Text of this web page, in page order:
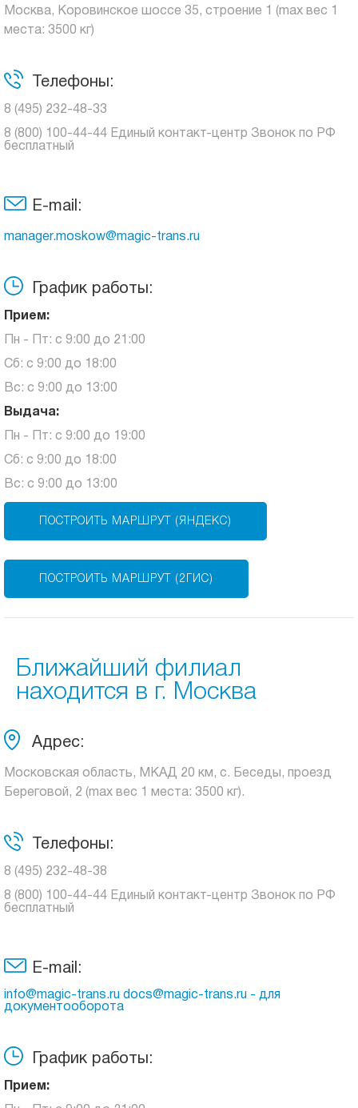
Москва, Коровинское шоссе 35, строение 1 (max вес 1
места: 3500 кг)
Телефоны:
8 (495) 232-48-33
8 (800) 100-44-44 Единый контакт-центр Звонок по РФ
бесплатный
E-mail:
manager.moskow@magic-trans.ru
График работы:
Прием:
Пн - Пт: с 9:00 до 21:00
Сб: с 9:00 до 18:00
Вс: с 9:00 до 13:00
Выдача:
Пн - Пт: с 9:00 до 19:00
Сб: с 9:00 до 18:00
Вс: с 9:00 до 13:00
ПОСТРОИТЬ МАРШРУТ (ЯНДЕКС)
ПОСТРОИТЬ МАРШРУТ (2ГИС)
Ближайший филиал
находится в г. Москва
Адрес:
Московская область, МКАД 20 км, с. Беседы, проезд
Береговой, 2 (max вес 1 места: 3500 кг).
Телефоны:
8 (495) 232-48-38
8 (800) 100-44-44 Единый контакт-центр Звонок по РФ
бесплатный
E-mail:
info@magic-trans.ru docs@magic-trans.ru - для
документооборота
График работы:
Прием: